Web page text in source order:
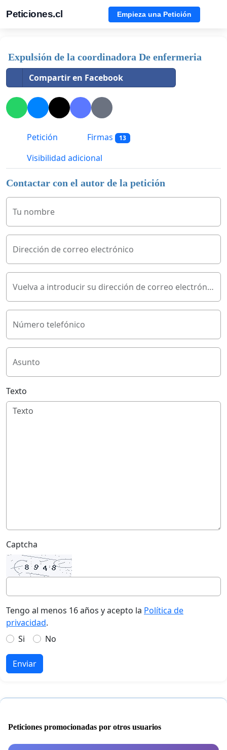
Peticiones.cl Empieza una Petición
Expulsión de la coordinadora De enfermeria
Compartir en Facebook
Petición Firmas 13
Visibilidad adicional
Contactar con el autor de la petición
Tu nombre
Dirección de correo electrónico
Vuelva a introducir su dirección de correo electrónico
Número telefónico
Asunto
Texto
Captcha
Tengo al menos 16 años y acepto la Política de
privacidad.
Si
No
Enviar
Peticiones promocionadas por otros usuarios